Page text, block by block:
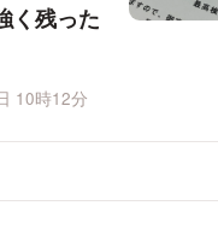
く残った
10時12分